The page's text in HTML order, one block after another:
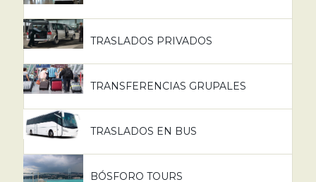
TRASLADOS PRIVADOS
TRANSFERENCIAS GRUPALES
TRASLADOS EN BUS
BÓSFORO TOURS